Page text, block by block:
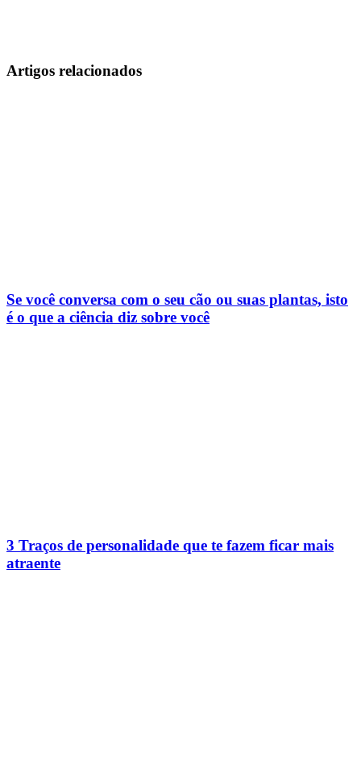
Artigos relacionados
Se você conversa com o seu cão ou suas plantas, isto
é o que a ciência diz sobre você
3 Traços de personalidade que te fazem ficar mais
atraente